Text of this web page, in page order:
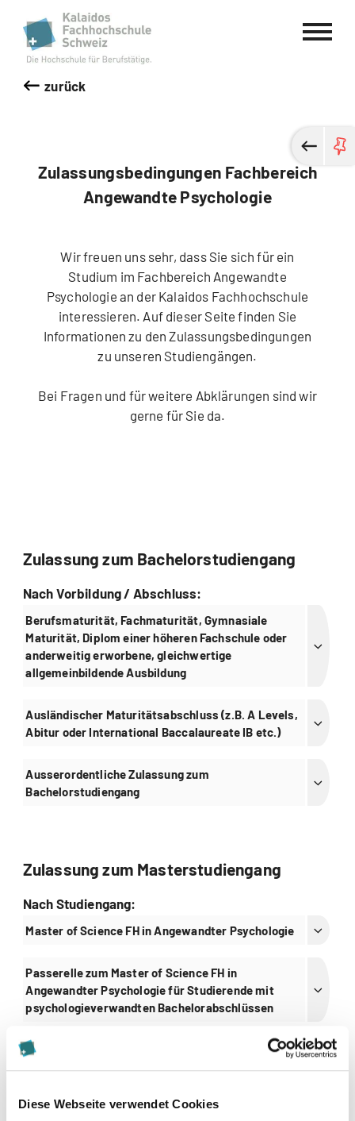
Diese Webseite verwendet Cookies
Kalaidos Fachhochschule Schweiz
zurück
Zulassungsbedingungen Fachbereich
Angewandte Psychologie
Wir freuen uns sehr, dass Sie sich für ein
Studium im Fachbereich Angewandte
Psychologie an der Kalaidos Fachhochschule
interessieren. Auf dieser Seite finden Sie
Informationen zu den Zulassungsbedingungen
zu unseren Studiengängen.
Bei Fragen und für weitere Abklärungen sind wir
gerne für Sie da.
Zulassung zum Bachelorstudiengang
Nach Vorbildung / Abschluss:
Berufsmaturität, Fachmaturität, Gymnasiale
Maturität, Diplom einer höheren Fachschule oder
anderweitig erworbene, gleichwertige
allgemeinbildende Ausbildung
Ausländischer Maturitätsabschluss (z.B. A Levels,
Abitur oder International Baccalaureate IB etc.)
Ausserordentliche Zulassung zum
Bachelorstudiengang
Zulassung zum Masterstudiengang
Nach Studiengang:
Master of Science FH in Angewandter Psychologie
Passerelle zum Master of Science FH in
Angewandter Psychologie für Studierende mit
psychologieverwandten Bachelorabschlüssen